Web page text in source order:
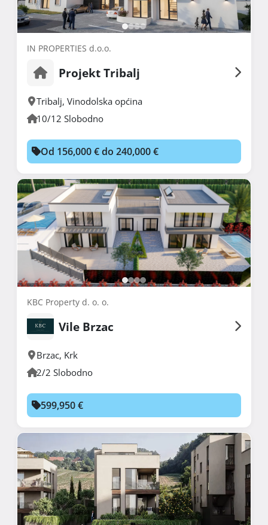
IN PROPERTIES d.o.o.
Projekt Tribalj
Tribalj, Vinodolska općina
10/12 Slobodno
Od 156,000 € do 240,000 €
KBC Property d. o. o.
Vile Brzac
Brzac, Krk
2/2 Slobodno
599,950 €